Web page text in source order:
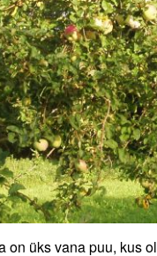
on üks vana puu, kus